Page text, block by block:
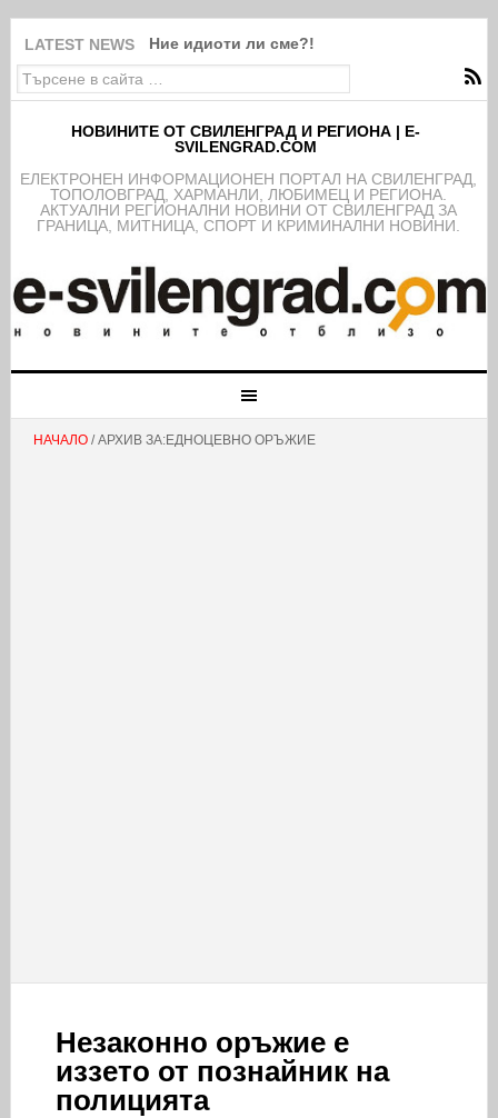
LATEST NEWS Ние идиоти ли сме?!
НОВИНИТЕ ОТ СВИЛЕНГРАД И РЕГИОНА | E-
SVILENGRAD.COM
EЛЕКТРОНЕН ИНФОРМАЦИОНЕН ПОРТАЛ НА СВИЛЕНГРАД,
ТОПОЛОВГРАД, ХАРМАНЛИ, ЛЮБИМЕЦ И РЕГИОНА.
АКТУАЛНИ РЕГИОНАЛНИ НОВИНИ ОТ СВИЛЕНГРАД ЗА
ГРАНИЦА, МИТНИЦА, СПОРТ И КРИМИНАЛНИ НОВИНИ.
НАЧАЛО/ АРХИВ ЗА:ЕДНОЦЕВНО ОРЪЖИЕ
Незаконно оръжие е
иззето от познайник на
полицията